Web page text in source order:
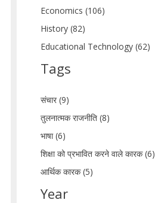
Economics (106)
History (82)
Educational Technology (62)
Tags
संचार (9)
तुलनात्मक राजनीति (8)
भाषा (6)
शिक्षा को प्रभावित करने वाले कारक (6)
आर्थिक कारक (5)
Year